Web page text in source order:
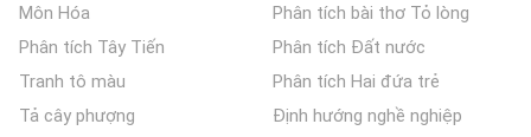
Môn Hóa
Phân tích Tây Tiến
Tranh tô màu
Tả cây phượng
Phân tích bài thơ Tỏ lòng
Phân tích Đất nước
Phân tích Hai đứa trẻ
Định hướng nghề nghiệp